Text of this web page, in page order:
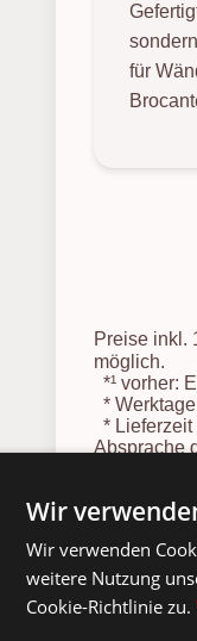
für
Preise inkl.
möglich.
*¹ vorher:
*
*
Absprache
Wir
Wir verwenden
weitere Nutzung
Cookie-Richtlinie zu.